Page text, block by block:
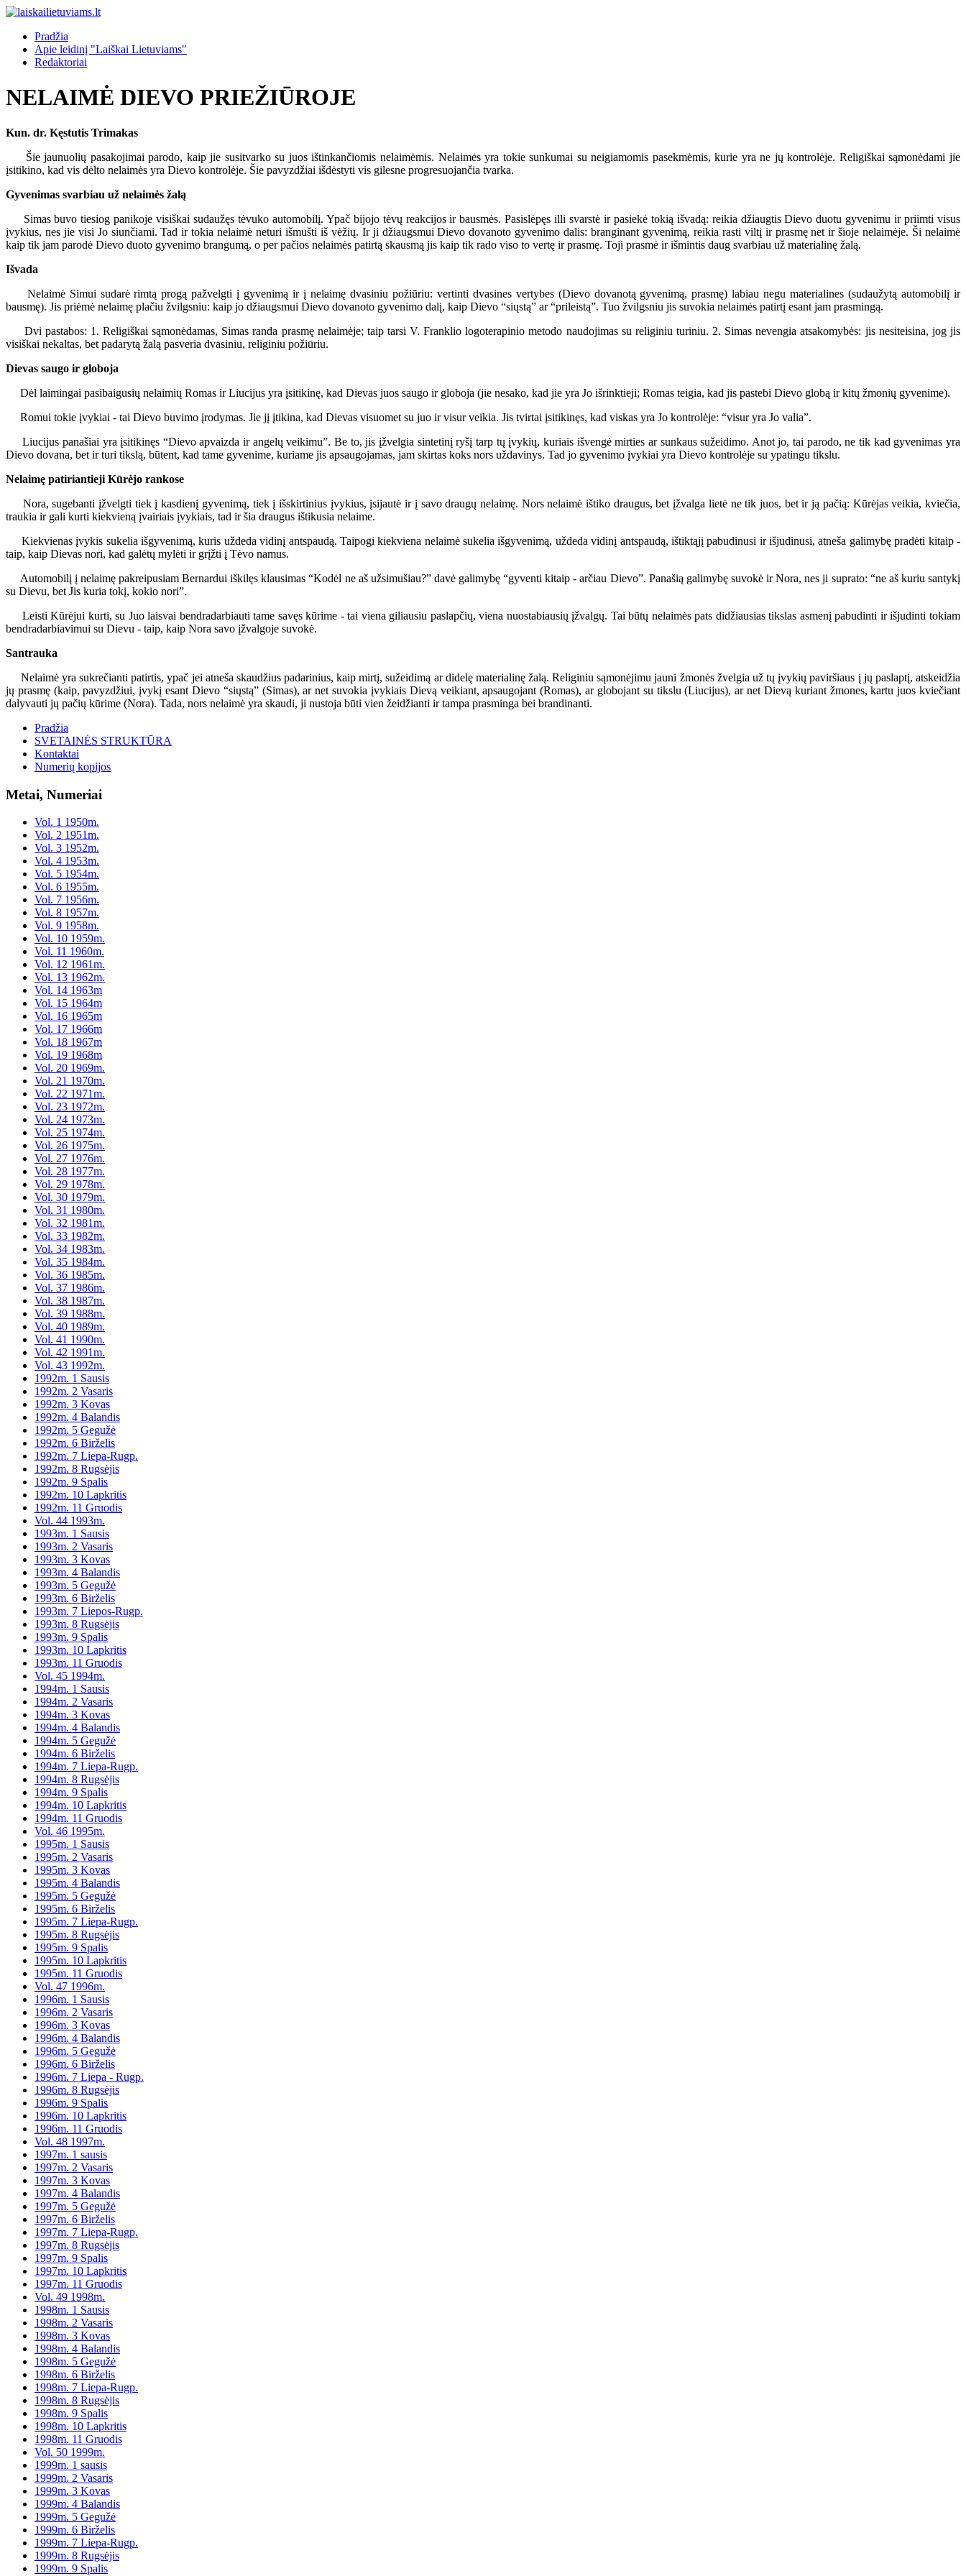
Pradžia
Apie leidinį "Laiškai Lietuviams"
Redaktoriai
NELAIMĖ DIEVO PRIEŽIŪROJE
Kun. dr. Kęstutis Trimakas
Šie jaunuolių pasakojimai parodo, kaip jie susitvarko su juos ištinkančiomis nelaimėmis. Nelaimės yra tokie sunkumai su neigiamomis pasekmėmis, kurie yra ne jų kontrolėje. Religiškai sąmonėdami jie
įsitikino, kad vis dėlto nelaimės yra Dievo kontrolėje. Šie pavyzdžiai išdėstyti vis gilesne progresuojančia tvarka.
Gyvenimas svarbiau už nelaimės žalą
Simas buvo tiesiog panikoje visiškai sudaužęs tėvuko automobilį. Ypač bijojo tėvų reakcijos ir bausmės. Pasislėpęs illi svarstė ir pasiekė tokią išvadą: reikia džiaugtis Dievo duotu gyvenimu ir priimti visus
įvykius, nes jie visi Jo siunčiami. Tad ir tokia nelaimė neturi išmušti iš vėžių. Ir ji džiaugsmui Dievo dovanoto gyvenimo dalis: branginant gyvenimą, reikia rasti viltį ir prasmę net ir šioje nelaimėje. Ši nelaimė
kaip tik jam parodė Dievo duoto gyvenimo brangumą, o per pačios nelaimės patirtą skausmą jis kaip tik rado viso to vertę ir prasmę. Toji prasmė ir išmintis daug svarbiau už materialinę žalą.
Išvada
Nelaimė Simui sudarė rimtą progą pažvelgti į gyvenimą ir į nelaimę dvasiniu požiūriu: vertinti dvasines vertybes (Dievo dovanotą gyvenimą, prasmę) labiau negu materialines (sudaužytą automobilį ir
bausmę). Jis priėmė nelaimę plačiu žvilgsniu: kaip jo džiaugsmui Dievo dovanoto gyvenimo dalį, kaip Dievo “siųstą” ar “prileistą”. Tuo žvilgsniu jis suvokia nelaimės patirtį esant jam prasmingą.
Dvi pastabos: 1. Religiškai sąmonėdamas, Simas randa prasmę nelaimėje; taip tarsi V. Franklio logoterapinio metodo naudojimas su religiniu turiniu. 2. Simas nevengia atsakomybės: jis nesiteisina, jog jis
visiškai nekaltas, bet padarytą žalą pasveria dvasiniu, religiniu požiūriu.
Dievas saugo ir globoja
Dėl laimingai pasibaigusių nelaimių Romas ir Liucijus yra įsitikinę, kad Dievas juos saugo ir globoja (jie nesako, kad jie yra Jo išrinktieji; Romas teigia, kad jis pastebi Dievo globą ir kitų žmonių gyvenime).
Romui tokie įvykiai - tai Dievo buvimo įrodymas. Jie jį įtikina, kad Dievas visuomet su juo ir visur veikia. Jis tvirtai įsitikinęs, kad viskas yra Jo kontrolėje: “visur yra Jo valia”.
Liucijus panašiai yra įsitikinęs “Dievo apvaizda ir angelų veikimu”. Be to, jis įžvelgia sintetinį ryšį tarp tų įvykių, kuriais išvengė mirties ar sunkaus sužeidimo. Anot jo, tai parodo, ne tik kad gyvenimas yra
Dievo dovana, bet ir turi tikslą, būtent, kad tame gyvenime, kuriame jis apsaugojamas, jam skirtas koks nors uždavinys. Tad jo gyvenimo įvykiai yra Dievo kontrolėje su ypatingu tikslu.
Nelaimę patiriantieji Kūrėjo rankose
Nora, sugebanti įžvelgti tiek į kasdienį gyvenimą, tiek į išskirtinius įvykius, įsijautė ir į savo draugų nelaimę. Nors nelaimė ištiko draugus, bet įžvalga lietė ne tik juos, bet ir ją pačią: Kūrėjas veikia, kviečia,
traukia ir gali kurti kiekvieną įvairiais įvykiais, tad ir šia draugus ištikusia nelaime.
Kiekvienas įvykis sukelia išgyvenimą, kuris uždeda vidinį antspaudą. Taipogi kiekviena nelaimė sukelia išgyvenimą, uždeda vidinį antspaudą, ištiktąjį pabudinusi ir išjudinusi, atneša galimybę pradėti kitaip -
taip, kaip Dievas nori, kad galėtų mylėti ir grįžti į Tėvo namus.
Automobilį į nelaimę pakreipusiam Bernardui iškilęs klausimas “Kodėl ne aš užsimušiau?” davė galimybę “gyventi kitaip - arčiau Dievo”. Panašią galimybę suvokė ir Nora, nes ji suprato: “ne aš kuriu santykį
su Dievu, bet Jis kuria tokį, kokio nori”.
Leisti Kūrėjui kurti, su Juo laisvai bendradarbiauti tame savęs kūrime - tai viena giliausiu paslapčių, viena nuostabiausių įžvalgų. Tai būtų nelaimės pats didžiausias tikslas asmenį pabudinti ir išjudinti tokiam
bendradarbiavimui su Dievu - taip, kaip Nora savo įžvalgoje suvokė.
Santrauka
Nelaimė yra sukrečianti patirtis, ypač jei atneša skaudžius padarinius, kaip mirtį, sužeidimą ar didelę materialinę žalą. Religiniu sąmonėjimu jauni žmonės žvelgia už tų įvykių paviršiaus į jų paslaptį, atskeidžia
jų prasmę (kaip, pavyzdžiui, įvykį esant Dievo “siųstą” (Simas), ar net suvokia įvykiais Dievą veikiant, apsaugojant (Romas), ar globojant su tikslu (Liucijus), ar net Dievą kuriant žmones, kartu juos kviečiant
dalyvauti jų pačių kūrime (Nora). Tada, nors nelaimė yra skaudi, ji nustoja būti vien žeidžianti ir tampa prasminga bei brandinanti.
Pradžia
SVETAINĖS STRUKTŪRA
Kontaktai
Numerių kopijos
Metai, Numeriai
Vol. 1 1950m.
Vol. 2 1951m.
Vol. 3 1952m.
Vol. 4 1953m.
Vol. 5 1954m.
Vol. 6 1955m.
Vol. 7 1956m.
Vol. 8 1957m.
Vol. 9 1958m.
Vol. 10 1959m.
Vol. 11 1960m.
Vol. 12 1961m.
Vol. 13 1962m.
Vol. 14 1963m
Vol. 15 1964m
Vol. 16 1965m
Vol. 17 1966m
Vol. 18 1967m
Vol. 19 1968m
Vol. 20 1969m.
Vol. 21 1970m.
Vol. 22 1971m.
Vol. 23 1972m.
Vol. 24 1973m.
Vol. 25 1974m.
Vol. 26 1975m.
Vol. 27 1976m.
Vol. 28 1977m.
Vol. 29 1978m.
Vol. 30 1979m.
Vol. 31 1980m.
Vol. 32 1981m.
Vol. 33 1982m.
Vol. 34 1983m.
Vol. 35 1984m.
Vol. 36 1985m.
Vol. 37 1986m.
Vol. 38 1987m.
Vol. 39 1988m.
Vol. 40 1989m.
Vol. 41 1990m.
Vol. 42 1991m.
Vol. 43 1992m.
1992m. 1 Sausis
1992m. 2 Vasaris
1992m. 3 Kovas
1992m. 4 Balandis
1992m. 5 Gegužė
1992m. 6 Birželis
1992m. 7 Liepa-Rugp.
1992m. 8 Rugsėjis
1992m. 9 Spalis
1992m. 10 Lapkritis
1992m. 11 Gruodis
Vol. 44 1993m.
1993m. 1 Sausis
1993m. 2 Vasaris
1993m. 3 Kovas
1993m. 4 Balandis
1993m. 5 Gegužė
1993m. 6 Birželis
1993m. 7 Liepos-Rugp.
1993m. 8 Rugsėjis
1993m. 9 Spalis
1993m. 10 Lapkritis
1993m. 11 Gruodis
Vol. 45 1994m.
1994m. 1 Sausis
1994m. 2 Vasaris
1994m. 3 Kovas
1994m. 4 Balandis
1994m. 5 Gegužė
1994m. 6 Birželis
1994m. 7 Liepa-Rugp.
1994m. 8 Rugsėjis
1994m. 9 Spalis
1994m. 10 Lapkritis
1994m. 11 Gruodis
Vol. 46 1995m.
1995m. 1 Sausis
1995m. 2 Vasaris
1995m. 3 Kovas
1995m. 4 Balandis
1995m. 5 Gegužė
1995m. 6 Birželis
1995m. 7 Liepa-Rugp.
1995m. 8 Rugsėjis
1995m. 9 Spalis
1995m. 10 Lapkritis
1995m. 11 Gruodis
Vol. 47 1996m.
1996m. 1 Sausis
1996m. 2 Vasaris
1996m. 3 Kovas
1996m. 4 Balandis
1996m. 5 Gegužė
1996m. 6 Birželis
1996m. 7 Liepa - Rugp.
1996m. 8 Rugsėjis
1996m. 9 Spalis
1996m. 10 Lapkritis
1996m. 11 Gruodis
Vol. 48 1997m.
1997m. 1 sausis
1997m. 2 Vasaris
1997m. 3 Kovas
1997m. 4 Balandis
1997m. 5 Gegužė
1997m. 6 Birželis
1997m. 7 Liepa-Rugp.
1997m. 8 Rugsėjis
1997m. 9 Spalis
1997m. 10 Lapkritis
1997m. 11 Gruodis
Vol. 49 1998m.
1998m. 1 Sausis
1998m. 2 Vasaris
1998m. 3 Kovas
1998m. 4 Balandis
1998m. 5 Gegužė
1998m. 6 Birželis
1998m. 7 Liepa-Rugp.
1998m. 8 Rugsėjis
1998m. 9 Spalis
1998m. 10 Lapkritis
1998m. 11 Gruodis
Vol. 50 1999m.
1999m. 1 sausis
1999m. 2 Vasaris
1999m. 3 Kovas
1999m. 4 Balandis
1999m. 5 Gegužė
1999m. 6 Birželis
1999m. 7 Liepa-Rugp.
1999m. 8 Rugsėjis
1999m. 9 Spalis